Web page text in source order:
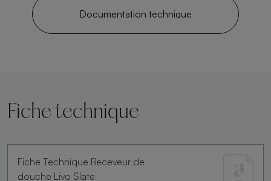
Documentation technique
Fiche technique
Fiche Technique Receveur de
douche Livo Slate